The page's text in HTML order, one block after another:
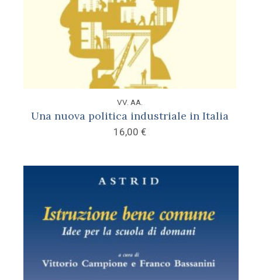
VV. AA.
Una nuova politica industriale in Italia
16,00 €